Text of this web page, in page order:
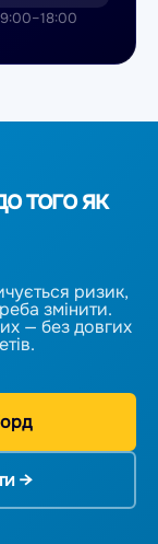
того як
ризик,
змінити.
— без довгих
→